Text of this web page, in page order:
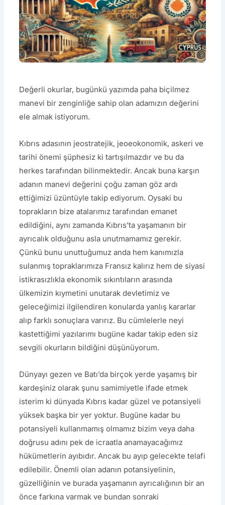
Değerli okurlar, bugünkü yazımda paha biçilmez
manevi bir zenginliğe sahip olan adamızın değerini
ele almak istiyorum.
Kıbrıs adasının jeostratejik, jeoeokonomik, askeri ve
tarihi önemi şüphesiz ki tartışılmazdır ve bu da
herkes tarafından bilinmektedir. Ancak buna karşın
adanın manevi değerini çoğu zaman göz ardı
ettiğimizi üzüntüyle takip ediyorum. Oysaki bu
toprakların bize atalarımız tarafından emanet
edildiğini, aynı zamanda Kıbrıs’ta yaşamanın bir
ayrıcalık olduğunu asla unutmamamız gerekir.
Çünkü bunu unuttuğumuz anda hem kanımızla
sulanmış topraklarımıza Fransız kalırız hem de siyasi
istikrasızlıkla ekonomik sıkıntıların arasında
ülkemizin kıymetini unutarak devletimiz ve
geleceğimizi ilgilendiren konularda yanlış kararlar
alıp farklı sonuçlara varırız. Bu cümlelerle neyi
kastettiğimi yazılarımı bugüne kadar takip eden siz
sevgili okurların bildiğini düşünüyorum.
Dünyayı gezen ve Batı’da birçok yerde yaşamış bir
kardeşiniz olarak şunu samimiyetle ifade etmek
isterim ki dünyada Kıbrıs kadar güzel ve potansiyeli
yüksek başka bir yer yoktur. Bugüne kadar bu
potansiyeli kullanmamış olmamız bizim veya daha
doğrusu adını pek de icraatla anamayacağımız
hükümetlerin ayıbıdır. Ancak bu ayıp gelecekte telafi
edilebilir. Önemli olan adanın potansiyelinin,
güzelliğinin ve burada yaşamanın ayrıcalığının bir an
önce farkına varmak ve bundan sonraki